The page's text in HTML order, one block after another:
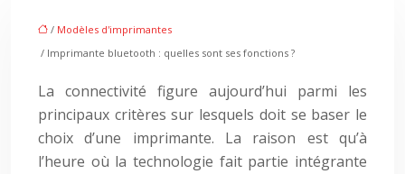
/ Modèles d'imprimantes
/ Imprimante bluetooth : quelles sont ses fonctions ?
La connectivité figure aujourd’hui parmi les
principaux critères sur lesquels doit se baser le
choix d’une imprimante. La raison est qu’à
l’heure où la technologie fait partie intégrante